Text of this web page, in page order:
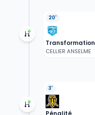
20'
Transformation
CELLIER ANSELME
3'